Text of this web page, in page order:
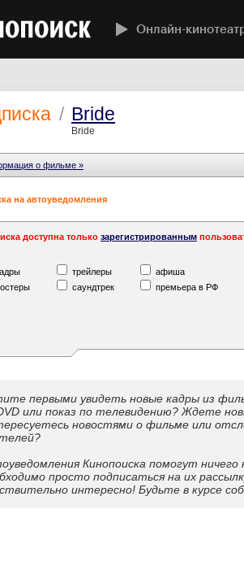
Онлайн-
/ Bride
Bride
o фильме »
на автоуведомления
доступна только зарегистрированным
трейлеры
афиша
саундтрек премьера в РФ
первыми увидеть новые кадры из
или показ по телевидению? Ждете
новостями о фильме или
Кинопоиска помогут
просто подписаться на их
интересно! Будьте в курсе